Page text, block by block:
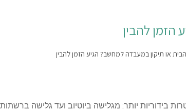
הזמן להבין
יותר: מגלישה ביוטיוב ועד גלישה